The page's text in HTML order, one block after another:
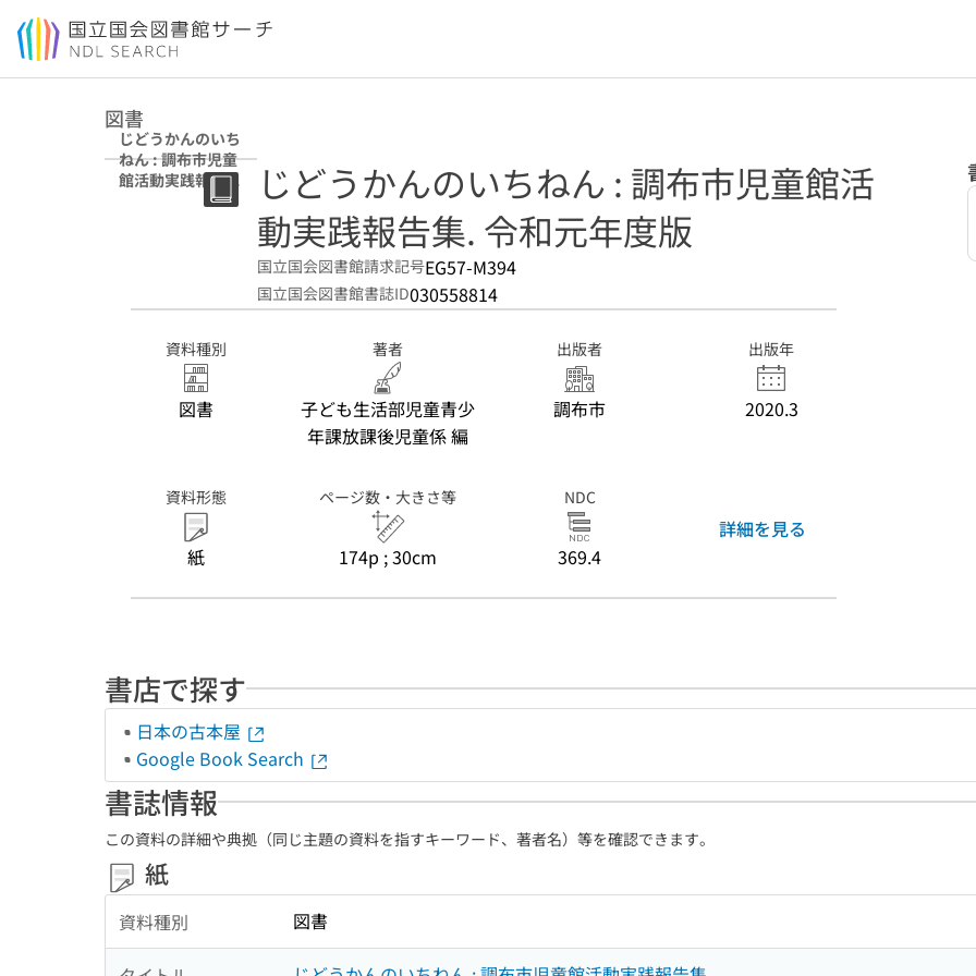
本文へ移動
図書
じどうかんのいち
ねん : 調布市児童
館活動実践報告集
じどうかんのいちねん : 調布市児童館活
動実践報告集. 令和元年度版
国立国会図書館請求記号EG57-M394
国立国会図書館書誌ID030558814
資料種別
図書
著者
子ども生活部児童青少
年課放課後児童係 編
出版者
調布市
出版年
2020.3
資料形態
紙
ページ数・大きさ等
174p ; 30cm
NDC
369.4
詳細を見る
書店で探す
日本の古本屋
Google Book Search
書誌情報
この資料の詳細や典拠（同じ主題の資料を指すキーワード、著者名）等を確認できます。
紙
資料種別 図書